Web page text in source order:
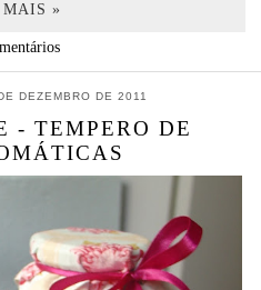
»
DEZEMBRO DE 2011
- TEMPERO DE